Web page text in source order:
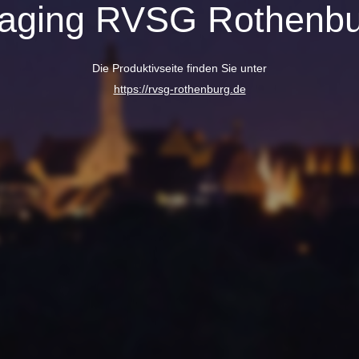
RVSG
Die Produktivseite finden Sie unter
https://rvsg-rothenburg.de